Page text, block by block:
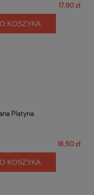
17,90 zł
KOSZYKA
Platyna
16,50 zł
KOSZYKA